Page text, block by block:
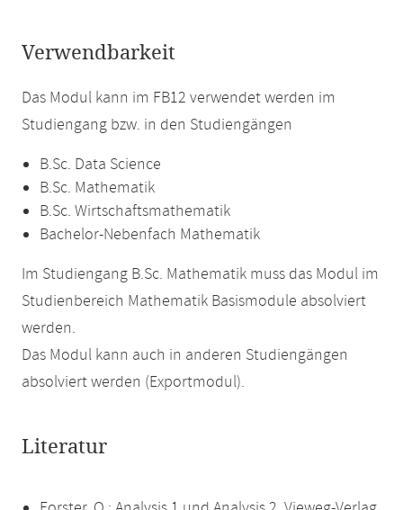
Verwendbarkeit
Das Modul kann im FB12 verwendet werden im
Studiengang bzw. in den Studiengängen
B.Sc. Data Science
B.Sc. Mathematik
B.Sc. Wirtschaftsmathematik
Bachelor-Nebenfach Mathematik
Im Studiengang B.Sc. Mathematik muss das Modul im
Studienbereich Mathematik Basismodule absolviert
werden.
Das Modul kann auch in anderen Studiengängen
absolviert werden (Exportmodul).
Literatur